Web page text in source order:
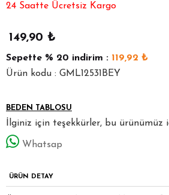
24 Saatte Ücretsiz Kargo
149,90 ₺
Sepette % 20 indirim : 119,92 ₺
Ürün kodu : GML12531BEY
BEDEN TABLOSU
İlginiz için teşekkürler, bu ürünümüz
Whatsap
ÜRÜN DETAY